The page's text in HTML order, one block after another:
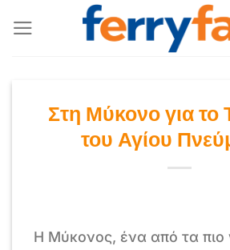
στο
Στη Μύκονο για το
του Αγίου
Η Μύκονος, ένα από τα πιο